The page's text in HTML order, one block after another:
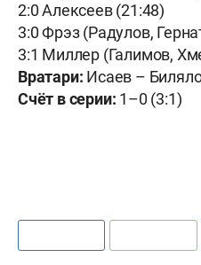
2:0 Алексеев (21:48)
3:0 Фрэз (Радулов,
3:1 Миллер (Галимов,
Вратари: Исаев –
Счёт в серии: 1–0 (3:1)